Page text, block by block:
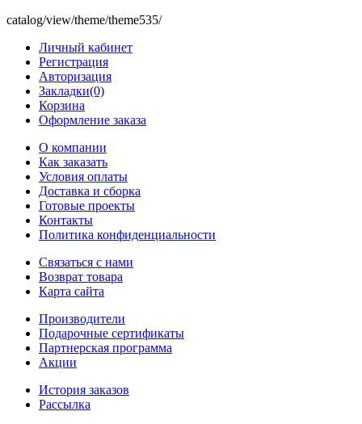
catalog/view/theme/theme535/
Личный кабинет
Регистрация
Авторизация
Закладки(0)
Корзина
Оформление заказа
O компании
Как заказать
Условия оплаты
Доставка и сборка
Готовые проекты
Контакты
Политика конфиденциальности
Связаться с нами
Возврат товара
Карта сайта
Производители
Подарочные сертификаты
Партнерская программа
Акции
История заказов
Рассылка